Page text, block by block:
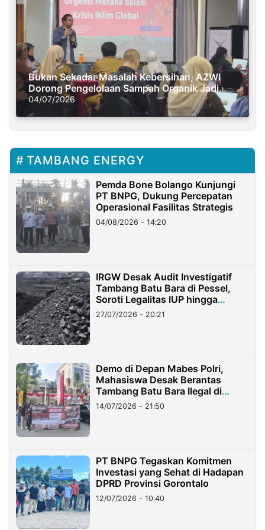
Bukan Sekadar Masalah Kebersihan, AZWI
Dorong Pengelolaan Sampah Organik Jadi
Solusi Krisis Iklim
04/07/2026
TAMBANG ENERGY
Pemda Bone Bolango Kunjungi
PT BNPG, Dukung Percepatan
Operasional Fasilitas Strategis
04/08/2026 - 14:20
IRGW Desak Audit Investigatif
Tambang Batu Bara di Pessel,
Soroti Legalitas IUP hingga
Stockpile
27/07/2026 - 20:21
Demo di Depan Mabes Polri,
Mahasiswa Desak Berantas
Tambang Batu Bara Ilegal di
Lampung
14/07/2026 - 21:50
PT BNPG Tegaskan Komitmen
Investasi yang Sehat di Hadapan
DPRD Provinsi Gorontalo
12/07/2026 - 10:40